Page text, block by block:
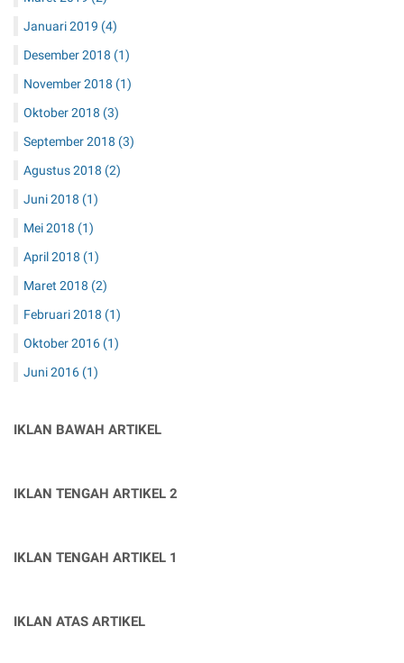
Maret 2019(2)
Januari 2019 (4)
Desember 2018 (1)
November 2018(1)
Oktober 2018(3)
September 2018(3)
Agustus 2018
Juni 2018(1)
Mei 2018(1)
April 2018(1)
Maret 2018(2)
Februari 2018(1)
Oktober 2016